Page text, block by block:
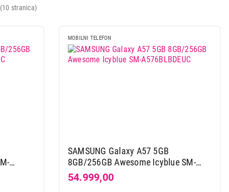
stranica)
MOBILNI TELEFON
SAMSUNG Galaxy A57 5GB
8GB/256GB Awesome Icyblue SM-
A576BLBDEUC
54.999,00